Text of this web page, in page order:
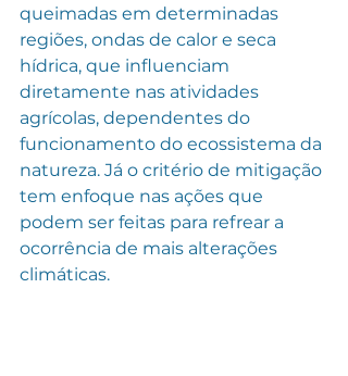
queimadas em determinadas
regiões, ondas de calor e seca
hídrica, que influenciam
diretamente nas atividades
agrícolas, dependentes do
funcionamento do ecossistema da
natureza. Já o critério de mitigação
tem enfoque nas ações que
podem ser feitas para refrear a
ocorrência de mais alterações
climáticas.